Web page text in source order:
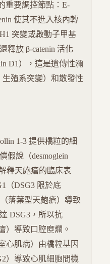
重要調控節點：E-
使其不進入核內轉
突變或啟動子甲基
還釋放 β-catenin 活化
D1），這是遺傳性瀰
殖系突變）和散發性
1-3 提供橋粒的細
假說（desmoglein
解釋天皰瘡的臨床表
（DSG3 限於底
落葉型天皰瘡）導致
DSG3，所以抗
）導致口腔糜爛。
心肌病）由橋粒基因
）導致心肌細胞間機